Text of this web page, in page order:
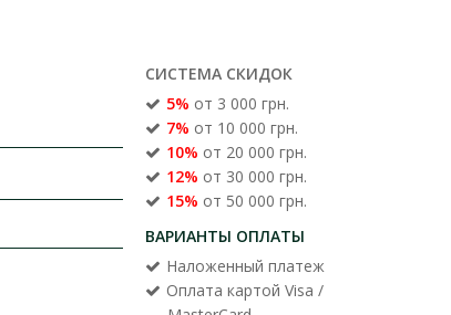
СИСТЕМА СКИДОК
5% от 3 000 грн.
7% от 10 000 грн.
10% от 20 000 грн.
12% от 30 000 грн.
15% от 50 000 грн.
ВАРИАНТЫ ОПЛАТЫ
Наложенный платеж
Оплата картой Visa /